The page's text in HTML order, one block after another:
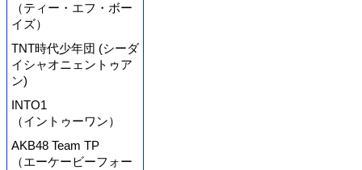
（ティー・エフ・ボー
イズ）
TNT時代少年団 (シーダ
イシャオニェントゥア
ン)
INTO1
（イントゥーワン）
AKB48 Team TP
（エーケービーフォー